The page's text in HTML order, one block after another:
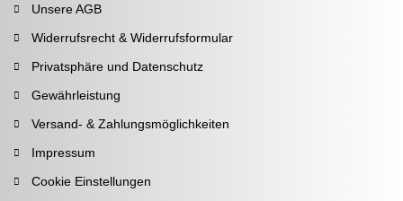
Unsere AGB
Widerrufsrecht & Widerrufsformular
Privatsphäre und Datenschutz
Gewährleistung
Versand- & Zahlungsmöglichkeiten
Impressum
Cookie Einstellungen